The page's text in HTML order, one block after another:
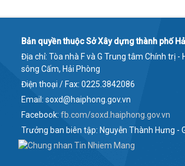
Kê khai giá hàng hóa, dịch vụ bán trong nước
Công ty TNHH ống thép 190 - Văn bản...
Công bố thông tin về năng lực đủ điều kiện
chuyên ngành xây dựng của CÔNG TY...
Quyết định công bố danh mục thủ tục hành
bỏ thuộc phạm vi chức năng...
Bản quyền thuộc Sở Xây dựng thành phố
Địa chỉ: Tòa nhà F và G Trung tâm Chính trị -
sông Cấm, Hải Phòng
Điện thoại / Fax: 0225.3842086
Email: soxd@haiphong.gov.vn
Facebook: fb.com/soxd.haiphong.gov.vn
Trưởng ban biên tập: Nguyễn Thành Hưng -